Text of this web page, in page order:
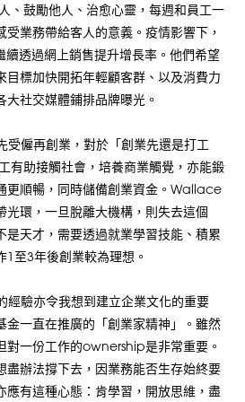
、鼓勵他人、治愈心靈，每週和員工一
業務帶給客人的意義。疫情影響下，
續透過網上銷售提升增長率。他們希望
目標加快開拓年輕顧客群、以及消費力
社交媒體鋪排品牌曝光。
僱再創業，對於「創業先還是打工
有助接觸社會，培養商業觸覺，亦能鍛
更順暢，同時儲備創業資金。Wallace
光環，一旦脫離大機構，則失去這個
是天才，需要透過就業學習技能、積累
至3年後創業較為理想。
驗亦令我想到建立企業文化的重要
金一直在推廣的「創業家精神」。雖然
對一份工作的ownership是非常重要。
盡辦法撐下去，因業務能否生存始終要
應有這種心態：肯學習，開放思維，盡